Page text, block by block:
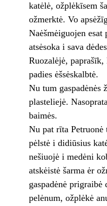
katėlė, ožplėkīsem
ožmerktė. Vo
Naėšmėiguojen
atsėsoka i sava
Ruozalėjė,
padies ėšsėskalbtė.
Nu tum gaspadėnės
plasteliejė.
baimės.
Nu pat rīta Petruonė
pėlstė i didiūsius
nešiuojė i medėni
atskėistė šarma ėr
gaspadėnė
pelėnum, ožplėkė